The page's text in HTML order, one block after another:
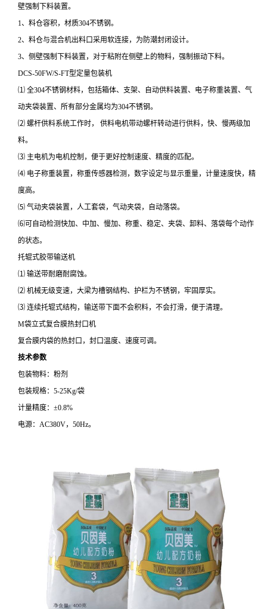
壁强制下料装置。
1、料仓容积，材质304不锈钢。
2、料仓与混合机出料口采用软连接，为防潮封闭设计。
3、侧壁强制下料装置，对于粘附在侧壁上的物料，强制振动下料。
DCS-50FW/S-FT型定量包装机
⑴ 全304不锈钢材料，包括箱体、支架、自动供料装置、电子称重装置、气
动夹袋装置、所有部分金属均为304不锈钢。
⑵ 螺杆供料系统工作时， 供料电机带动螺杆转动进行供料，快、慢两级加
料。
⑶ 主电机为电机控制，便于更好控制速度、精度的匹配。
⑷ 电子称重装置，称重传感器检测，数字设定与显示重量，计量速度快，精
度高。
⑸ 气动夹袋装置，人工套袋，气动夹袋，自动落袋。
⑹可自动检测快加、中加、慢加、称重、稳定、夹袋、卸料、落袋每个动作
的状态。
托辊式胶带输送机
⑴ 输送带耐磨耐腐蚀。
⑵ 机械无级变速，大梁为槽钢结构、护栏为不锈钢，牢固厚实。
⑶ 连续托辊式结构，输送带下面不会积料，不会打滑，便于清理。
M袋立式复合膜热封口机
复合膜内袋的热封口，封口温度、速度可调。
技术参数
包装物料：粉剂
包装规格：5-25Kg/袋
计量精度：±0.8%
电源：AC380V，50Hz。